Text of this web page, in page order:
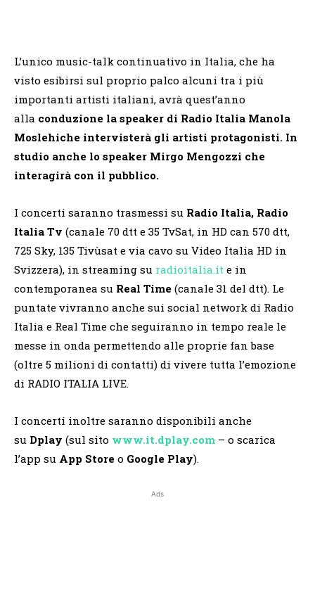
L’unico music-talk continuativo in Italia, che ha
visto esibirsi sul proprio palco alcuni tra i più
importanti artisti italiani, avrà quest’anno
alla conduzione la speaker di Radio Italia Manola
Moslehiche intervisterà gli artisti protagonisti. In
studio anche lo speaker Mirgo Mengozzi che
interagirà con il pubblico.
I concerti saranno trasmessi su Radio Italia, Radio
Italia Tv (canale 70 dtt e 35 TvSat, in HD can 570 dtt,
725 Sky, 135 Tivùsat e via cavo su Video Italia HD in
Svizzera), in streaming su radioitalia.it e in
contemporanea su Real Time (canale 31 del dtt). Le
puntate vivranno anche sui social network di Radio
Italia e Real Time che seguiranno in tempo reale le
messe in onda permettendo alle proprie fan base
(oltre 5 milioni di contatti) di vivere tutta l’emozione
di RADIO ITALIA LIVE.
I concerti inoltre saranno disponibili anche
su Dplay (sul sito www.it.dplay.com – o scarica
l’app su App Store o Google Play).
Ads